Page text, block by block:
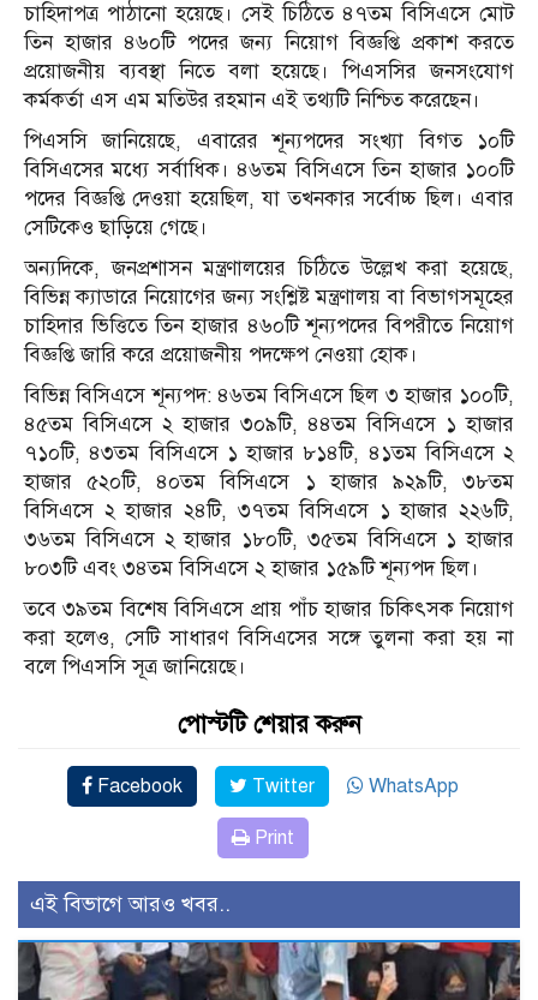
চাহিদাপত্র পাঠানো হয়েছে। সেই চিঠিতে ৪৭তম বিসিএসে মোট
তিন হাজার ৪৬০টি পদের জন্য নিয়োগ বিজ্ঞপ্তি প্রকাশ করতে
প্রয়োজনীয় ব্যবস্থা নিতে বলা হয়েছে। পিএসসির জনসংযোগ
কর্মকর্তা এস এম মতিউর রহমান এই তথ্যটি নিশ্চিত করেছেন।
পিএসসি জানিয়েছে, এবারের শূন্যপদের সংখ্যা বিগত ১০টি
বিসিএসের মধ্যে সর্বাধিক। ৪৬তম বিসিএসে তিন হাজার ১০০টি
পদের বিজ্ঞপ্তি দেওয়া হয়েছিল, যা তখনকার সর্বোচ্চ ছিল। এবার
সেটিকেও ছাড়িয়ে গেছে।
অন্যদিকে, জনপ্রশাসন মন্ত্রণালয়ের চিঠিতে উল্লেখ করা হয়েছে,
বিভিন্ন ক্যাডারে নিয়োগের জন্য সংশ্লিষ্ট মন্ত্রণালয় বা বিভাগসমূহের
চাহিদার ভিত্তিতে তিন হাজার ৪৬০টি শূন্যপদের বিপরীতে নিয়োগ
বিজ্ঞপ্তি জারি করে প্রয়োজনীয় পদক্ষেপ নেওয়া হোক।
বিভিন্ন বিসিএসে শূন্যপদ: ৪৬তম বিসিএসে ছিল ৩ হাজার ১০০টি,
৪৫তম বিসিএসে ২ হাজার ৩০৯টি, ৪৪তম বিসিএসে ১ হাজার
৭১০টি, ৪৩তম বিসিএসে ১ হাজার ৮১৪টি, ৪১তম বিসিএসে ২
হাজার ৫২০টি, ৪০তম বিসিএসে ১ হাজার ৯২৯টি, ৩৮তম
বিসিএসে ২ হাজার ২৪টি, ৩৭তম বিসিএসে ১ হাজার ২২৬টি,
৩৬তম বিসিএসে ২ হাজার ১৮০টি, ৩৫তম বিসিএসে ১ হাজার
৮০৩টি এবং ৩৪তম বিসিএসে ২ হাজার ১৫৯টি শূন্যপদ ছিল।
তবে ৩৯তম বিশেষ বিসিএসে প্রায় পাঁচ হাজার চিকিৎসক নিয়োগ
করা হলেও, সেটি সাধারণ বিসিএসের সঙ্গে তুলনা করা হয় না
বলে পিএসসি সূত্র জানিয়েছে।
পোস্টটি শেয়ার করুন
Facebook Twitter WhatsApp
Print
এই বিভাগে আরও খবর..